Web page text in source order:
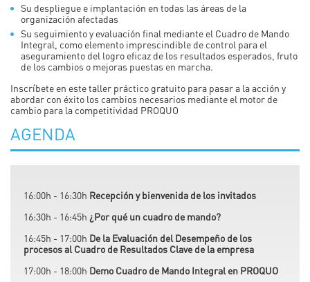
Su despliegue e implantación en todas las áreas de la
organización afectadas
Su seguimiento y evaluación final mediante el Cuadro de Mando
Integral, como elemento imprescindible de control para el
aseguramiento del logro eficaz de los resultados esperados, fruto
de los cambios o mejoras puestas en marcha.
Inscríbete en este taller práctico gratuito para pasar a la acción y
abordar con éxito los cambios necesarios mediante el motor de
cambio para la competitividad PROQUO
AGENDA
16:00h - 16:30h Recepción y bienvenida de los invitados
16:30h - 16:45h ¿Por qué un cuadro de mando?
16:45h - 17:00h De la Evaluación del Desempeño de los
procesos al Cuadro de Resultados Clave de la empresa
17:00h - 18:00h Demo Cuadro de Mando Integral en PROQUO